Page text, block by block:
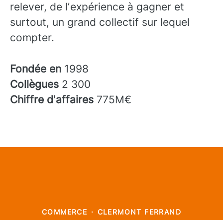
relever, de lʼexpérience à gagner et
surtout, un grand collectif sur lequel
compter.
Fondée en 1998
Collègues 2 300
Chiffre d'affaires 775M€
COMMERCE · CLERMONT FERRAND